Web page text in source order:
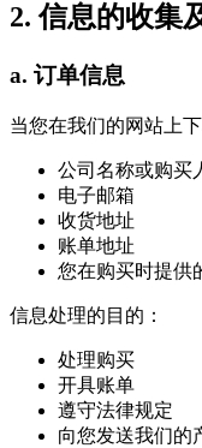
2. 信息的收集
a. 订单信息
当您在我们的网站上
公司名称或购买
电子邮箱
收货地址
账单地址
您在购买时提供
信息处理的目的：
处理购买
开具账单
遵守法律规定
向您发送我们的